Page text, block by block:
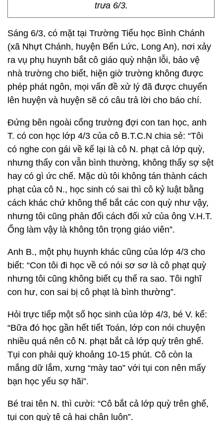
trưa 6/3.
Sáng 6/3, có mặt tại Trường Tiểu học Bình Chánh
(xã Nhựt Chánh, huyện Bến Lức, Long An), nơi xảy
ra vụ phụ huynh bắt cô giáo quỳ nhận lỗi, bảo vệ
nhà trường cho biết, hiện giờ trường không được
phép phát ngôn, mọi vấn đề xử lý đã được chuyển
lên huyện và huyện sẽ có câu trả lời cho báo chí.
Đứng bên ngoài cổng trường đợi con tan học, anh
T. có con học lớp 4/3 của cô B.T.C.N chia sẻ: “Tôi
có nghe con gái về kể lại là cô N. phạt cả lớp quỳ,
nhưng thấy con vẫn bình thường, không thấy sợ sệt
hay có gì ức chế. Mặc dù tôi không tán thành cách
phạt của cô N., học sinh có sai thì cô kỷ luật bằng
cách khác chứ không thể bắt các con quỳ như vậy,
nhưng tôi cũng phản đối cách đối xử của ông V.H.T.
Ổng làm vậy là không tôn trọng giáo viên”.
Anh B., một phụ huynh khác cũng của lớp 4/3 cho
biết: “Con tôi đi học về có nói sơ sơ là cô phạt quỳ
nhưng tôi cũng không biết cụ thể ra sao. Tôi nghĩ
con hư, con sai bị cô phạt là bình thường”.
Hỏi trực tiếp một số học sinh của lớp 4/3, bé V. kể:
“Bữa đó học gần hết tiết Toán, lớp con nói chuyện
nhiều quá nên cô N. phạt bắt cả lớp quỳ trên ghế.
Tụi con phải quỳ khoảng 10-15 phút. Cô còn la
mắng dữ lắm, xưng “mày tao” với tụi con nên mấy
bạn học yếu sợ hãi”.
Bé trai tên N. thì cười: “Cô bắt cả lớp quỳ trên ghế,
tụi con quỳ tê cả hai chân luôn”.